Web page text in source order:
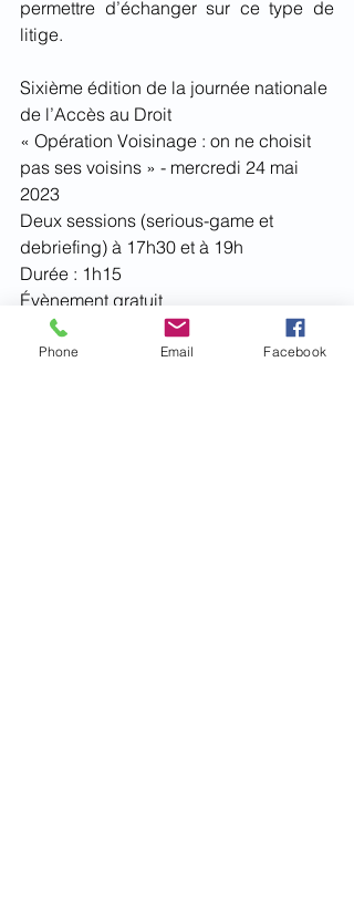
permettre d’échanger sur ce type de
litige.
Sixième édition de la journée nationale
de l’Accès au Droit
« Opération Voisinage : on ne choisit
pas ses voisins » - mercredi 24 mai
2023
Deux sessions (serious-game et
debriefing) à 17h30 et à 19h
Durée : 1h15
Évènement gratuit
Site 2 de Pyrénées du Tribunal
Judiciaire de Perpignan : 5 boulevard
Phone Email Facebook